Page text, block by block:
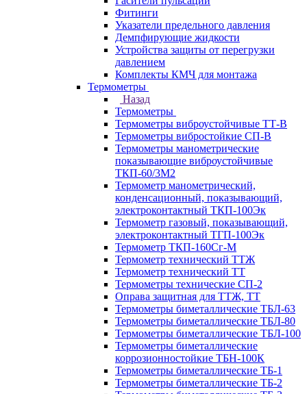
Фитинги
Указатели предельного давления
Демпфирующие жидкости
Устройства защиты от перегрузки
давлением
Комплекты КМЧ для монтажа
Термометры
Назад
Термометры
Термометры виброустойчивые ТТ-В
Термометры вибростойкие СП-В
Термометры манометрические
показывающие виброустойчивые
ТКП-60/3М2
Термометр манометрический,
конденсационный, показывающий,
электроконтактный ТКП-100Эк
Термометр газовый, показывающий,
электроконтактный ТГП-100Эк
Термометр ТКП-160Сг-М
Термометр технический ТТЖ
Термометр технический ТТ
Термометры технические СП-2
Оправа защитная для ТТЖ, ТТ
Термометры биметаллические ТБЛ-63
Термометры биметаллические ТБЛ-80
Термометры биметаллические ТБЛ-100
Термометры биметаллические
коррозионностойкие ТБН-100К
Термометры биметаллические ТБ-1
Термометры биметаллические ТБ-2